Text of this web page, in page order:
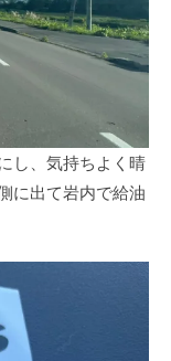
し、気持ちよく晴
に出て岩内で給油